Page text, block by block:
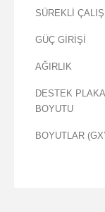
SÜREKLİ
GÜÇ GİRİŞİ
AĞIRLIK
DESTEK
BOYUTU
BOYUTLAR